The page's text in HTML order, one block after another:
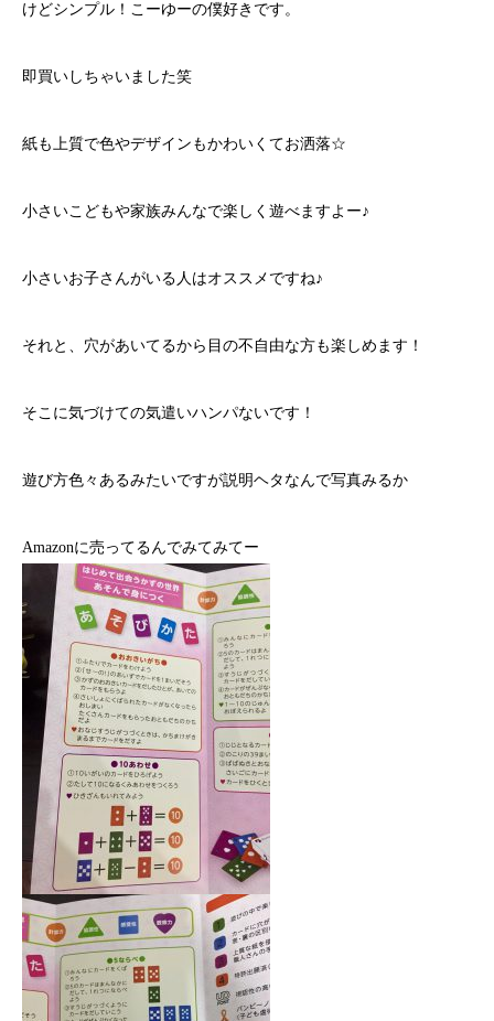
けどシンプル！こーゆーの僕好きです。
即買いしちゃいました笑
紙も上質で色やデザインもかわいくてお洒落☆
小さいこどもや家族みんなで楽しく遊べますよー♪
小さいお子さんがいる人はオススメですね♪
それと、穴があいてるから目の不自由な方も楽しめます！
そこに気づけての気遣いハンパないです！
遊び方色々あるみたいですが説明ヘタなんで写真みるか
Amazonに売ってるんでみてみてー